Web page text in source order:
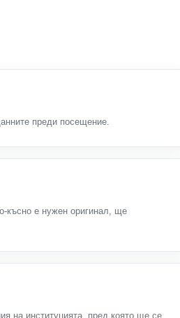
преди посещение.
късно е нужен оригинал, ще
на институцията, пред която ще се